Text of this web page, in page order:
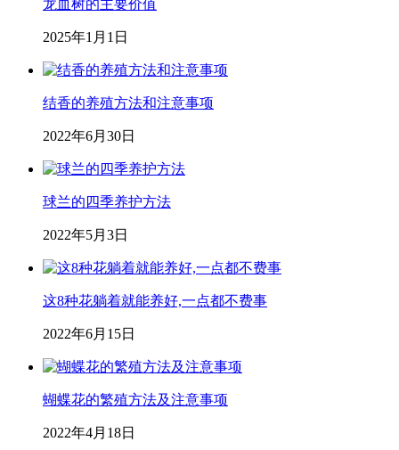
龙血树的主要价值
2025年1月1日
结香的养殖方法和注意事项
2022年6月30日
球兰的四季养护方法
2022年5月3日
这8种花躺着就能养好,一点都不费事
2022年6月15日
蝴蝶花的繁殖方法及注意事项
2022年4月18日